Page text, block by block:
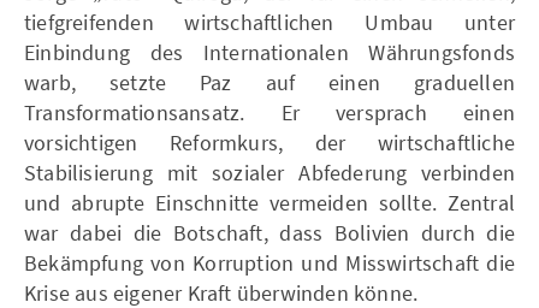
tiefgreifenden wirtschaftlichen Umbau unter
Einbindung des Internationalen Währungsfonds
warb, setzte Paz auf einen graduellen
Transformationsansatz. Er versprach einen
vorsichtigen Reformkurs, der wirtschaftliche
Stabilisierung mit sozialer Abfederung verbinden
und abrupte Einschnitte vermeiden sollte. Zentral
war dabei die Botschaft, dass Bolivien durch die
Bekämpfung von Korruption und Misswirtschaft die
Krise aus eigener Kraft überwinden könne.